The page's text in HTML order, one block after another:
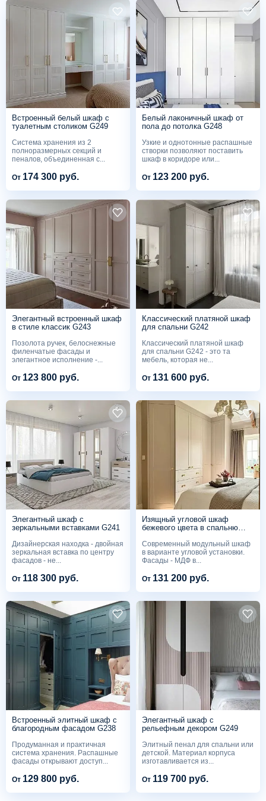
Встроенный белый шкаф с
туалетным столиком G249
Система хранения из 2
полноразмерных секций и
пеналов, объединенная с...
От 174 300 руб.
Белый лаконичный шкаф от
пола до потолка G248
Узкие и однотонные распашные
створки позволяют поставить
шкаф в коридоре или...
От 123 200 руб.
Элегантный встроенный шкаф
в стиле классик G243
Позолота ручек, белоснежные
филенчатые фасады и
элегантное исполнение -...
От 123 800 руб.
Классический платяной шкаф
для спальни G242
Классический платяной шкаф
для спальни G242 - это та
мебель, которая не...
От 131 600 руб.
Элегантный шкаф с
зеркальными вставками G241
Дизайнерская находка - двойная
зеркальная вставка по центру
фасадов - не...
От 118 300 руб.
Изящный угловой шкаф
бежевого цвета в спальню
Современный модульный шкаф
в варианте угловой установки.
Фасады - МДФ в...
От 131 200 руб.
Встроенный элитный шкаф с
благородным фасадом G238
Продуманная и практичная
система хранения. Распашные
фасады открывают доступ...
От 129 800 руб.
Элегантный шкаф с
рельефным декором G249
Элитный пенал для спальни или
детской. Материал корпуса
изготавливается из...
От 119 700 руб.